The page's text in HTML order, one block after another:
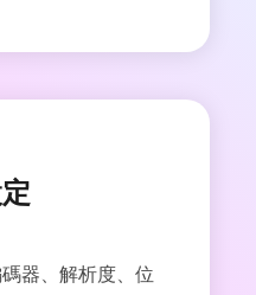
器、解析度、位